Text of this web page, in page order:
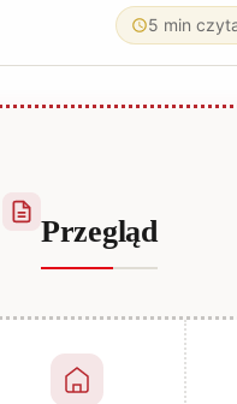
5 min
Przegląd